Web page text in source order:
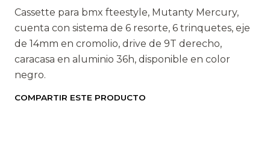
Cassette para bmx fteestyle, Mutanty Mercury,
cuenta con sistema de 6 resorte, 6 trinquetes, eje
de 14mm en cromolio, drive de 9T derecho,
caracasa en aluminio 36h, disponible en color
negro.
COMPARTIR ESTE PRODUCTO